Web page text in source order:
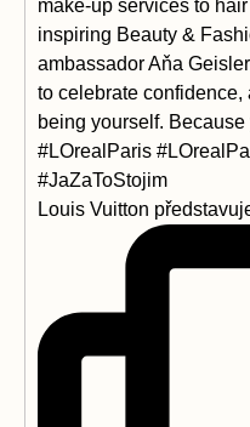
Louis Vuitton